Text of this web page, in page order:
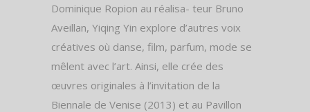
Dominique Ropion au réalisa- teur Bruno
Aveillan, Yiqing Yin explore d’autres voix
créatives où danse, film, parfum, mode se
mêlent avec l’art. Ainsi, elle crée des
œuvres originales à l’invitation de la
Biennale de Venise (2013) et au Pavillon